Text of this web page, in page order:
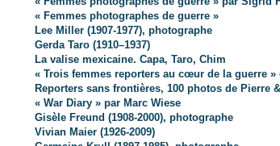
« Femmes photographes de guerre »
Lee Miller (1907-1977), photographe
Gerda Taro (1910–1937)
La valise mexicaine. Capa, Taro, Chim
« Trois femmes reporters au cœur de la guerre »
Reporters sans frontières, 100 photos de Pierre
« War Diary » par Marc Wiese
Gisèle Freund (1908-2000), photographe
Vivian Maier (1926-2009)